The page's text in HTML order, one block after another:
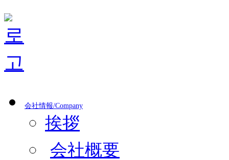
会社情報/Company
挨拶
会社概要